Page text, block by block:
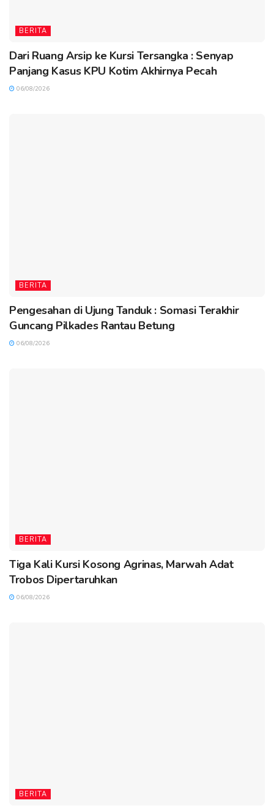
BERITA
Dari Ruang Arsip ke Kursi Tersangka : Senyap
Panjang Kasus KPU Kotim Akhirnya Pecah
06/08/2026
BERITA
Pengesahan di Ujung Tanduk : Somasi Terakhir
Guncang Pilkades Rantau Betung
06/08/2026
BERITA
Tiga Kali Kursi Kosong Agrinas, Marwah Adat
Trobos Dipertaruhkan
06/08/2026
BERITA